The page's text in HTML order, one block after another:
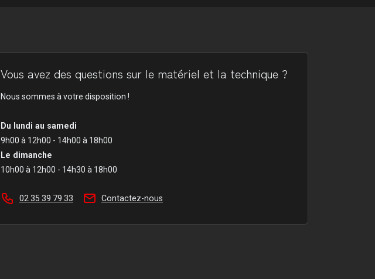
Vous avez des questions sur le matériel et la technique ?
Nous sommes à votre disposition !
Du lundi au samedi
9h00 à 12h00 - 14h00 à 18h00
Le dimanche
10h00 à 12h00 - 14h30 à 18h00
02 35 39 79 33 Contactez-nous